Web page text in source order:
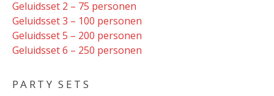
Geluidsset 2 – 75 personen
Geluidsset 3 – 100 personen
Geluidsset 5 – 200 personen
Geluidsset 6 – 250 personen
PARTY SETS